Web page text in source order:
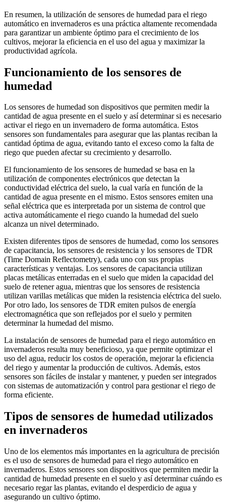
En resumen, la utilización de sensores de humedad para el riego
automático en invernaderos es una práctica altamente recomendada
para garantizar un ambiente óptimo para el crecimiento de los
cultivos, mejorar la eficiencia en el uso del agua y maximizar la
productividad agrícola.
Funcionamiento de los sensores de
humedad
Los sensores de humedad son dispositivos que permiten medir la
cantidad de agua presente en el suelo y así determinar si es necesario
activar el riego en un invernadero de forma automática. Estos
sensores son fundamentales para asegurar que las plantas reciban la
cantidad óptima de agua, evitando tanto el exceso como la falta de
riego que pueden afectar su crecimiento y desarrollo.
El funcionamiento de los sensores de humedad se basa en la
utilización de componentes electrónicos que detectan la
conductividad eléctrica del suelo, la cual varía en función de la
cantidad de agua presente en el mismo. Estos sensores emiten una
señal eléctrica que es interpretada por un sistema de control que
activa automáticamente el riego cuando la humedad del suelo
alcanza un nivel determinado.
Existen diferentes tipos de sensores de humedad, como los sensores
de capacitancia, los sensores de resistencia y los sensores de TDR
(Time Domain Reflectometry), cada uno con sus propias
características y ventajas. Los sensores de capacitancia utilizan
placas metálicas enterradas en el suelo que miden la capacidad del
suelo de retener agua, mientras que los sensores de resistencia
utilizan varillas metálicas que miden la resistencia eléctrica del suelo.
Por otro lado, los sensores de TDR emiten pulsos de energía
electromagnética que son reflejados por el suelo y permiten
determinar la humedad del mismo.
La instalación de sensores de humedad para el riego automático en
invernaderos resulta muy beneficioso, ya que permite optimizar el
uso del agua, reducir los costos de operación, mejorar la eficiencia
del riego y aumentar la producción de cultivos. Además, estos
sensores son fáciles de instalar y mantener, y pueden ser integrados
con sistemas de automatización y control para gestionar el riego de
forma eficiente.
Tipos de sensores de humedad utilizados
en invernaderos
Uno de los elementos más importantes en la agricultura de precisión
es el uso de sensores de humedad para el riego automático en
invernaderos. Estos sensores son dispositivos que permiten medir la
cantidad de humedad presente en el suelo y así determinar cuándo es
necesario regar las plantas, evitando el desperdicio de agua y
asegurando un cultivo óptimo.